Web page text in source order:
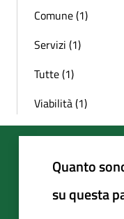
Comune (1)
Servizi (1)
Tutte (1)
Viabilità (1)
Quanto
su questa